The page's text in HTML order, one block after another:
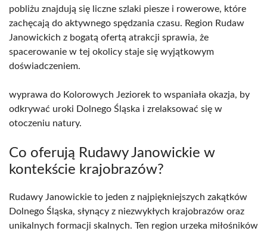
pobliżu znajdują się liczne szlaki piesze i rowerowe, które
zachęcają do aktywnego spędzania czasu. Region Rudaw
Janowickich z bogatą ofertą atrakcji sprawia, że
spacerowanie w tej okolicy staje się wyjątkowym
doświadczeniem.
wyprawa do Kolorowych Jeziorek to wspaniała okazja, by
odkrywać uroki Dolnego Śląska i zrelaksować się w
otoczeniu natury.
Co oferują Rudawy Janowickie w
kontekście krajobrazów?
Rudawy Janowickie to jeden z najpiękniejszych zakątków
Dolnego Śląska, słynący z niezwykłych krajobrazów oraz
unikalnych formacji skalnych. Ten region urzeka miłośników